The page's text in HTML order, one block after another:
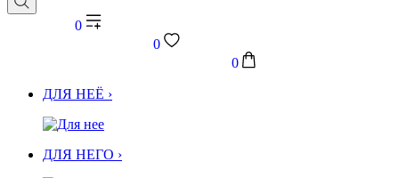
0
0
0
ДЛЯ НЕЁ ›
ДЛЯ НЕГО ›